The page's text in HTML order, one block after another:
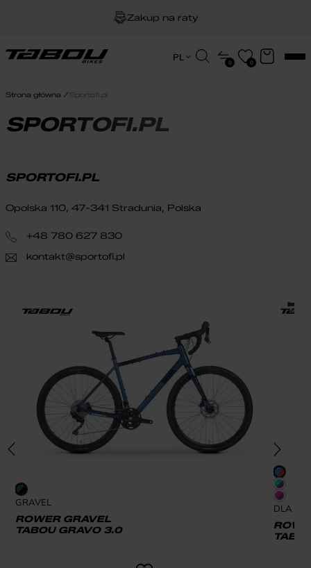
Zakup na raty
Dożywotnia gwarancja na ramę
PL
Wyszukiwarka
produktów
0 0
Strona główna Sportofi.pl
SPORTOFI.PL
GRAVEL
ROWER GRAVEL
TABOU GRAVO 3.0
DLA
SPORTOFI.PL
Opolska 110, 47-341 Stradunia, Polska
+48 780 627 830
kontakt@sportofi.pl